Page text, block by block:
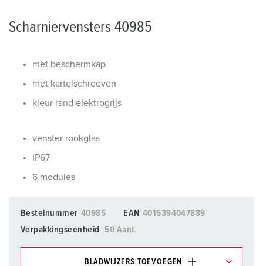
Scharniervensters 40985
met beschermkap
met kartelschroeven
kleur rand elektrogrijs
venster rookglas
IP67
6 modules
Bestelnummer 40985 EAN 4015394047889
Verpakkingseenheid
50 Aant.
BLADWIJZERS TOEVOEGEN